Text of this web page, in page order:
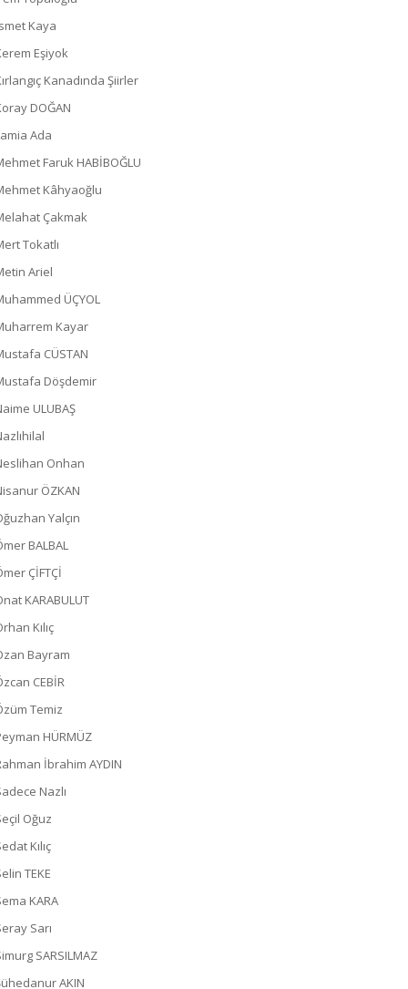
Kaya
Eşiyok
Kanadında Şiirler
DOĞAN
Ada
Faruk HABİBOĞLU
Kâhyaoğlu
Çakmak
Tokatlı
Ariel
ÜÇYOL
Kayar
CÜSTAN
Döşdemir
ULUBAŞ
Onhan
ÖZKAN
Yalçın
BALBAL
ÇİFTÇİ
KARABULUT
Kılıç
Bayram
CEBİR
Temiz
HÜRMÜZ
İbrahim AYDIN
Nazlı
Oğuz
Kılıç
TEKE
KARA
Sarı
SARSILMAZ
AKIN